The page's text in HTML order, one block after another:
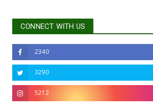
CONNECT WITH US
2340
3290
5212